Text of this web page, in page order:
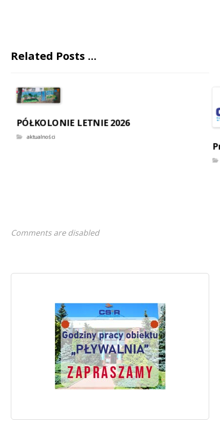
Related Posts ...
PÓŁKOLONIE LETNIE 2026
aktualności
Comments are disabled